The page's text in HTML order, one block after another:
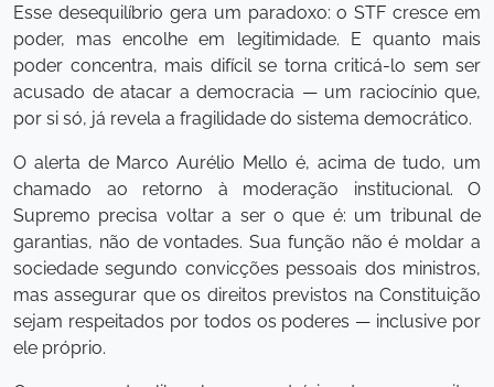
Esse desequilíbrio gera um paradoxo: o STF cresce em
poder, mas encolhe em legitimidade. E quanto mais
poder concentra, mais difícil se torna criticá-lo sem ser
acusado de atacar a democracia — um raciocínio que,
por si só, já revela a fragilidade do sistema democrático.
O alerta de Marco Aurélio Mello é, acima de tudo, um
chamado ao retorno à moderação institucional. O
Supremo precisa voltar a ser o que é: um tribunal de
garantias, não de vontades. Sua função não é moldar a
sociedade segundo convicções pessoais dos ministros,
mas assegurar que os direitos previstos na Constituição
sejam respeitados por todos os poderes — inclusive por
ele próprio.